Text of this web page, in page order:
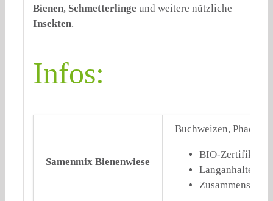
Bienen, Schmetterlinge und weitere nützliche
Insekten.
Infos:
Samenmix Bienenwiese
Buchweizen,
BIO-Zertifikat